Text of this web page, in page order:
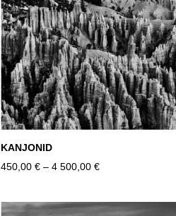
KANJONID
450,00 € –4 500,00 €